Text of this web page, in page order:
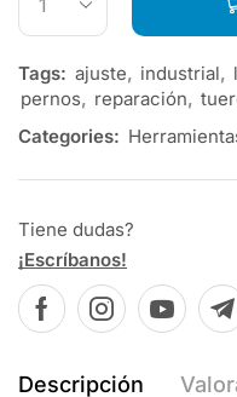
Tags: ajuste, industrial,
pernos, reparación,
Categories:
Tiene dudas?
¡Escríbanos!
Descripción